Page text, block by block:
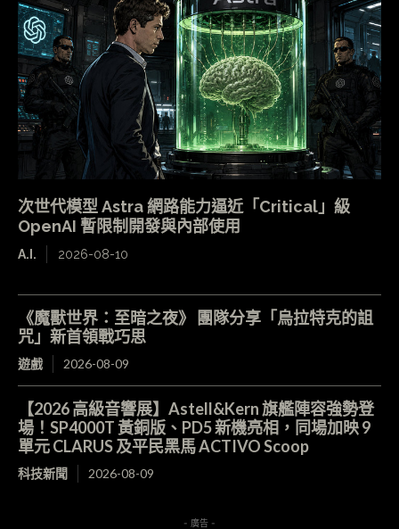
次世代模型 Astra 網路能力逼近「Critical」級
OpenAI 暫限制開發與內部使用
A.I. 2026-08-10
《魔獸世界：至暗之夜》 團隊分享「烏拉特克的詛
咒」新首領戰巧思
遊戲 2026-08-09
【2026 高級音響展】Astell&Kern 旗艦陣容強勢登
場！SP4000T 黃銅版、PD5 新機亮相，同場加映 9
單元 CLARUS 及平民黑馬 ACTIVO Scoop
科技新聞 2026-08-09
- 廣告 -